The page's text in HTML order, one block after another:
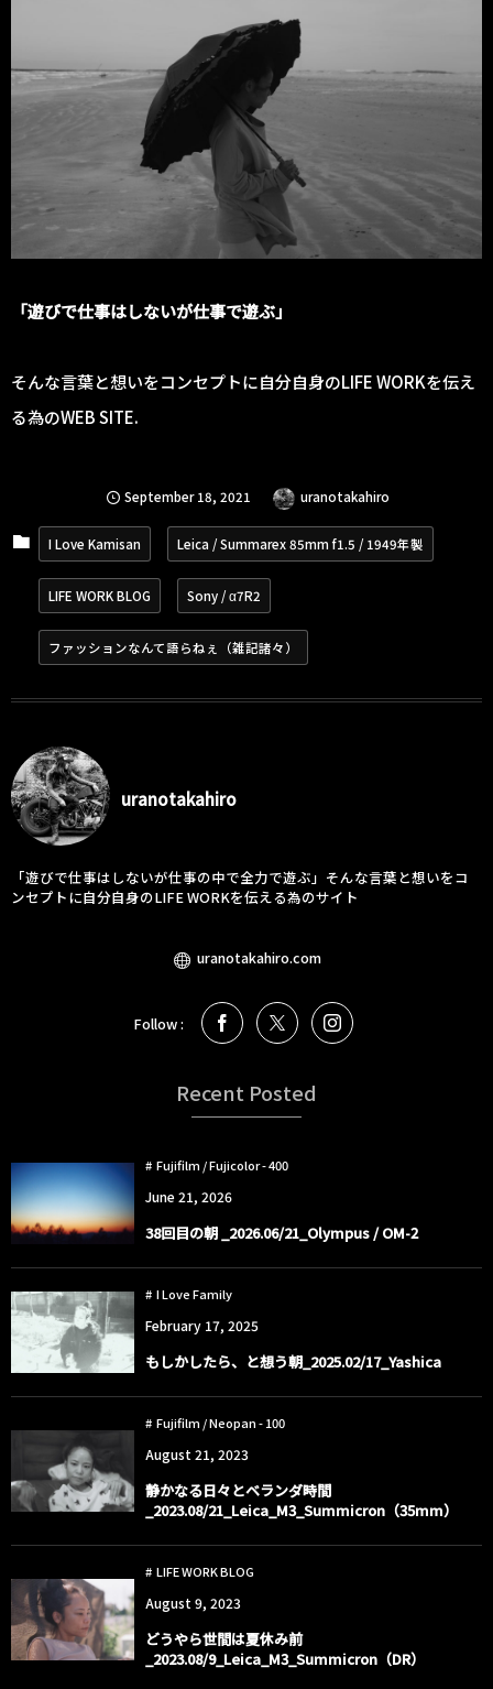
「遊びで仕事はしないが仕事で遊ぶ」
そんな言葉と想いをコンセプトに自分自身のLIFE WORKを伝え
る為のWEB SITE.
September 18,2021 uranotakahiro
I Love Kamisan Leica / Summarex 85mm f1.5 / 1949年製
LIFE WORK BLOG Sony / α7R2
ファッションなんて語らねぇ（雑記諸々）
uranotakahiro
「遊びで仕事はしないが仕事の中で全力で遊ぶ」そんな言葉と想いをコ
ンセプトに自分自身のLIFE WORKを伝える為のサイト
uranotakahiro.com
Follow :
Recent Posted
Fujifilm / Fujicolor - 400
June21, 2026
38回目の朝 _2026.06/21_Olympus / OM-2
I Love Family
February 17, 2025
もしかしたら、と想う朝_2025.02/17_Yashica
Fujifilm / Neopan - 100
August 21, 2023
静かなる日々とベランダ時間
_2023.08/21_Leica_M3_Summicron（35mm）
LIFE WORK BLOG
August 9, 2023
どうやら世間は夏休み前
_2023.08/9_Leica_M3_Summicron（DR）